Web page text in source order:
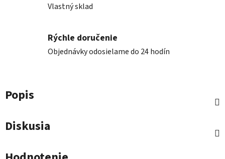
Vlastný sklad
Rýchle doručenie
Objednávky odosielame do 24 hodín
Popis
Diskusia